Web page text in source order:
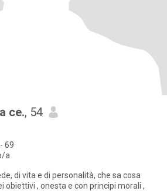
ce., 54
69
a
di vita e di personalità, che sa cosa